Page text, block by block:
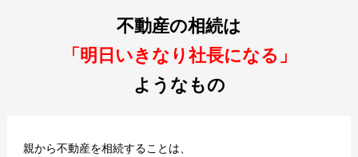
不動産の相続は
「明日いきなり社長になる」
ようなもの
親から不動産を相続することは、